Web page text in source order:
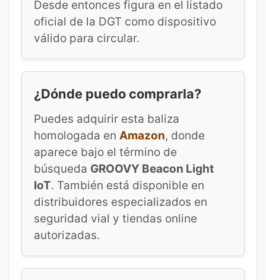
Desde entonces figura en el listado
oficial de la DGT como dispositivo
válido para circular.
¿Dónde puedo comprarla?
Puedes adquirir esta baliza
homologada en Amazon, donde
aparece bajo el término de
búsqueda GROOVY Beacon Light
IoT. También está disponible en
distribuidores especializados en
seguridad vial y tiendas online
autorizadas.